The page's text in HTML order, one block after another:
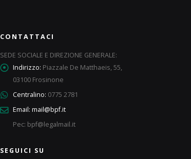
CONTATTACI
SEDE SOCIALE E DIREZIONE GENERALE:
Indirizzo: Piazzale De Matthaeis, 55,
03100 Frosinone
Centralino: 0775 2781
Email: mail@bpf.it
Pec: bpf@legalmail.it
SEGUICI SU